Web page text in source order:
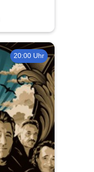
20:00 Uhr